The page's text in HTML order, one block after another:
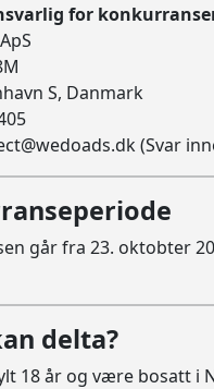
for
S, Danmark
(Svar
går fra 23. oktobter
delta?
18 år og være bosatt i